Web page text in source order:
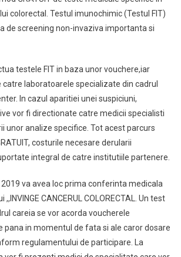
colorectal. Testul imunochimic (Testul FIT)
de screening non-invaziva importanta si
testele FIT in baza unor vouchere,iar
catre laboratoarele specializate din cadrul
In cazul aparitiei unei suspiciuni,
vor fi directionate catre medicii specialisti
unor analize specifice. Tot acest parcurs
costurile necesare derularii
integral de catre institutiile partenere.
2019 va avea loc prima conferinta medicala
CANCERUL COLORECTAL. Un test
careia se vor acorda voucherele
pana in momentul de fata si ale caror dosare
regulamentului de participare. La